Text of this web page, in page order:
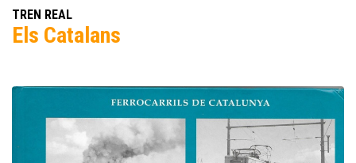
TREN REAL
Els Catalans